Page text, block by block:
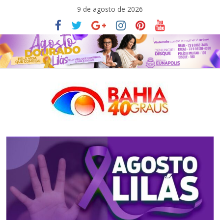
conteúdo
9 de agosto de 2026
Bahia40graus
Notícias
de
política,
meio